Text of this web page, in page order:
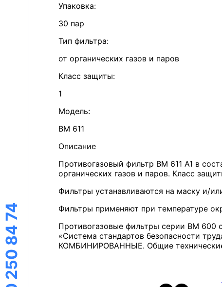
Упаковка:
30 пар
Тип фильтра:
от органических газов и паров
Класс защиты:
1
Модель:
ВМ 611
Описание
Противогазовый фильтр ВМ 611 А1 в
органических газов и паров. Класс
Фильтры устанавливаются на маску и/
Фильтры применяют при температуре
Противогазовые фильтры серии ВМ 600
«Система стандартов безопасности
КОМБИНИРОВАННЫЕ. Общие